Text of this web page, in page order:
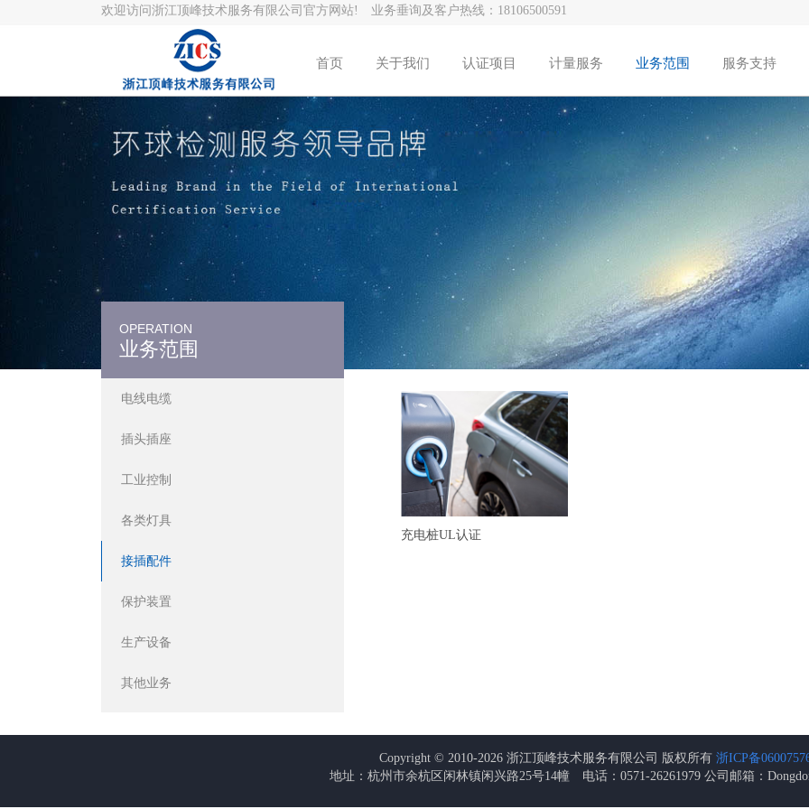
欢迎访问浙江顶峰技术服务有限公司官方网站! 业务垂询及客户热线： 18106500591
首页 关于我们 认证项目 计量服务 业务范围 服务支持
OPERATION
业务范围
电线电缆
插头插座
工业控制
各类灯具
接插配件
保护装置
生产设备
其他业务
充电桩UL认证
Copyright © 2010-2026 浙江顶峰技术服务有限公司 版权所有 浙ICP备
地址：杭州市余杭区闲林镇闲兴路25号14幢 电话：0571-26261979 公司邮箱：D